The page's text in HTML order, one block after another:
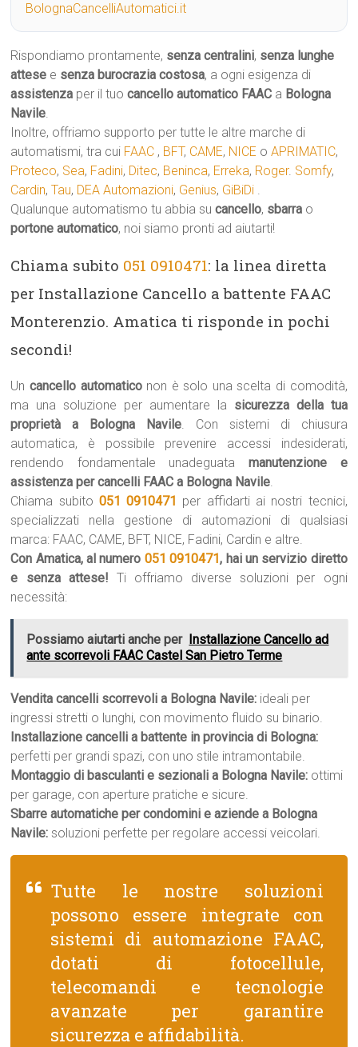
BolognaCancelliAutomatici.it
Rispondiamo prontamente, senza centralini, senza lunghe
attese e senza burocrazia costosa, a ogni esigenza di
assistenza per il tuocancello automatico FAAC a Bologna
Navile.
Inoltre, offriamo supporto per tutte le altre marche di
automatismi, tra cui FAAC , BFT, CAME, NICE oAPRIMATIC,
Proteco, Sea, Fadini, Ditec, Beninca, Erreka, Roger. Somfy,
Cardin,Tau, DEA Automazioni, Genius, GiBiDi .
Qualunque automatismo tu abbia sucancello, sbarra o
portone automatico, noi siamo pronti ad aiutarti!
Chiama subito 051 0910471: la linea diretta
per Installazione Cancello a battente FAAC
Monterenzio. Amatica ti risponde in pochi
secondi!
Uncancello automaticonon è solo una scelta di comodità,
ma una soluzione per aumentare la sicurezza della tua
proprietà a Bologna Navile. Con sistemi di chiusura
automatica, è possibile prevenire accessi indesiderati,
rendendo fondamentale unadeguatamanutenzione e
assistenza per cancelli FAAC a Bologna Navile.
Chiama subito 051 0910471 per affidarti ai nostri tecnici,
specializzati nella gestione di automazioni di qualsiasi
marca: FAAC, CAME, BFT, NICE, Fadini, Cardin e altre.
Con Amatica, al numero 051 0910471, hai un servizio diretto
e senza attese! Ti offriamo diverse soluzioni per ogni
necessità:
Possiamo aiutarti anche per Installazione Cancello ad
ante scorrevoli FAAC Castel San Pietro Terme
Vendita cancelli scorrevoli a Bologna Navile: ideali per
ingressi stretti o lunghi, con movimento fluido su binario.
Installazione cancelli a battente in provincia di Bologna:
perfetti per grandi spazi, con uno stile intramontabile.
Montaggio di basculanti e sezionali a Bologna Navile: ottimi
per garage, con aperture pratiche e sicure.
Sbarre automatiche per condomini e aziende a Bologna
Navile: soluzioni perfette per regolare accessi veicolari.
Tutte le nostre soluzioni
possono essere integrate con
sistemi di automazione FAAC,
dotati di fotocellule,
telecomandi e tecnologie
avanzate per garantire
sicurezza e affidabilità.